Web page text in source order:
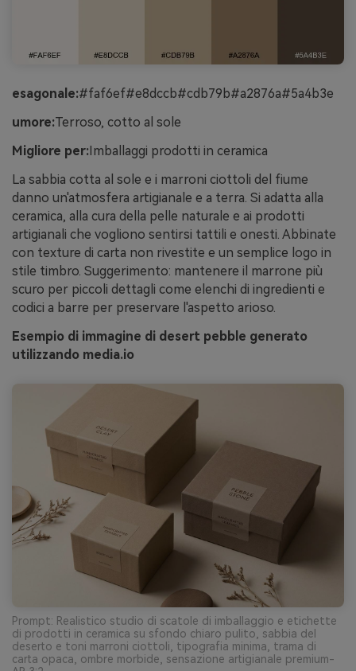
esagonale:#faf6ef#e8dccb#cdb79b#a2876a#5a4b3e
umore:Terroso, cotto al sole
Migliore per:Imballaggi prodotti in ceramica
La sabbia cotta al sole e i marroni ciottoli del fiume
danno un'atmosfera artigianale e a terra. Si adatta alla
ceramica, alla cura della pelle naturale e ai prodotti
artigianali che vogliono sentirsi tattili e onesti. Abbinate
con texture di carta non rivestite e un semplice logo in
stile timbro. Suggerimento: mantenere il marrone più
scuro per piccoli dettagli come elenchi di ingredienti e
codici a barre per preservare l'aspetto arioso.
Esempio di immagine di desert pebble generato
utilizzando media.io
Prompt: Realistico studio di scatole di imballaggio e etichette
di prodotti in ceramica su sfondo chiaro pulito, sabbia del
deserto e toni marroni ciottoli, tipografia minima, trama di
carta opaca, ombre morbide, sensazione artigianale premium-